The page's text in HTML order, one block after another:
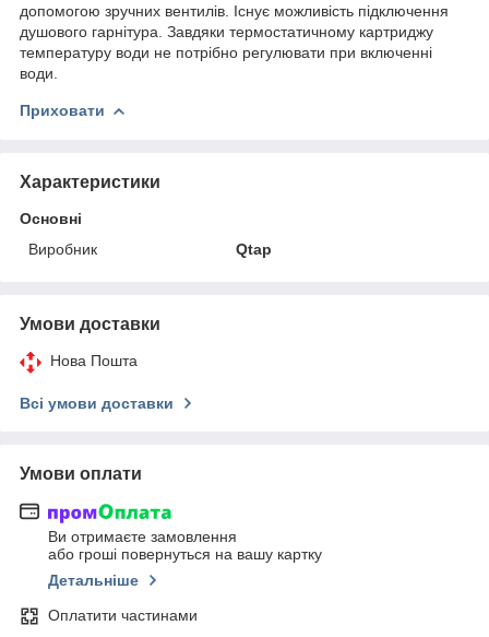
допомогою зручних вентилів. Існує можливість підключення
душового гарнітура. Завдяки термостатичному картриджу
температуру води не потрібно регулювати при включенні
води.
Приховати
Характеристики
Основні
Виробник
Qtap
Умови доставки
Нова Пошта
Всі умови доставки
Умови оплати
Ви отримаєте замовлення
або гроші повернуться на вашу картку
Детальніше
Оплатити частинами